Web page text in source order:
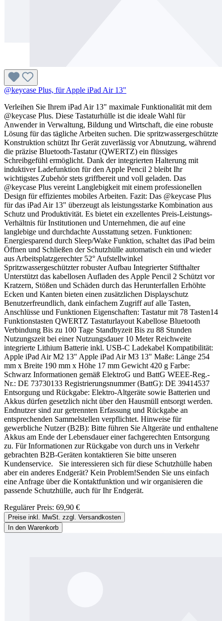
@keycase Plus, für Apple iPad Air 13"
Verleihen Sie Ihrem iPad Air 13" maximale Funktionalität mit dem
@keycase Plus. Diese Tastaturhülle ist die ideale Wahl für
Anwender in Verwaltung, Bildung und Wirtschaft, die eine robuste
Lösung für das tägliche Arbeiten suchen. Die spritzwassergeschützte
Konstruktion schützt Ihr Gerät zuverlässig vor Abnutzung, während
die präzise Bluetooth-Tastatur (QWERTZ) ein flüssiges
Schreibgefühl ermöglicht. Dank der integrierten Halterung mit
induktiver Ladefunktion für den Apple Pencil 2 bleibt Ihr
wichtigstes Zubehör stets griffbereit und voll geladen. Das
@keycase Plus vereint Langlebigkeit mit einem professionellen
Design für effizientes mobiles Arbeiten. Fazit: Das @keycase Plus
für das iPad Air 13" überzeugt als leistungsstarke Kombination aus
Schutz und Produktivität. Es bietet ein exzellentes Preis-Leistungs-
Verhältnis für Institutionen und Unternehmen, die auf eine
langlebige und durchdachte Ausstattung setzen. Funktionen:
Energiesparend durch Sleep/Wake Funktion, schaltet das iPad beim
Öffnen und Schließen der Schutzhülle automatisch ein und wieder
aus Arbeitsplatzgerechter 52° Aufstellwinkel
Spritzwassergeschützter robuster Aufbau Integrierter Stifthalter
Unterstützt das kabellosen Aufladen des Apple Pencil 2 Schützt vor
Kratzern, Stößen und Schäden durch das Herunterfallen Erhöhte
Ecken und Kanten bieten einen zusätzlichen Displayschutz
Benutzerfreundlich, dank einfachem Zugriff auf alle Tasten,
Anschlüsse und Funktionen Eigenschaften: Tastatur mit 78 Tasten14
Funktionstasten QWERTZ Tastaturlayout Kabellose Bluetooth
Verbindung Bis zu 100 Tage Standbyzeit Bis zu 88 Stunden
Nutzungszeit bei einer Nutzungsdauer 10 Meter Reichweite
integrierte Lithium Batterie inkl. USB-C Ladekabel Kompatibilität:
Apple iPad Air M2 13" Apple iPad Air M3 13" Maße: Länge 254
mm x Breite 190 mm x Höhe 17 mm Gewicht 420 g Farbe:
Schwarz Informationen gemäß ElektroG und BattG WEEE-Reg.-
Nr.: DE 73730133 Registrierungsnummer (BattG): DE 39414537
Entsorgung und Rückgabe: Elektro-Altgeräte sowie Batterien und
Akkus dürfen gesetzlich nicht über den Hausmüll entsorgt werden.
Endnutzer sind zur getrennten Erfassung und Rückgabe an
entsprechenden Sammelstellen verpflichtet. Hinweise für
gewerbliche Nutzer (B2B): Bitte führen Sie Altgeräte und enthaltene
Akkus am Ende der Lebensdauer einer fachgerechten Entsorgung
zu. Für Informationen zur Rückgabe von durch uns in Verkehr
gebrachten B2B-Geräten kontaktieren Sie bitte unseren
Kundenservice. Sie interessieren sich für diese Schutzhülle haben
aber ein anderes Endgerät? Kein Problem!Senden Sie uns einfach
eine Anfrage über die Kontaktfunktion und wir organisieren die
passende Schutzhülle, auch für Ihr Endgerät.
Regulärer Preis: 69,90 €
Preise inkl. MwSt. zzgl. Versandkosten
In den Warenkorb